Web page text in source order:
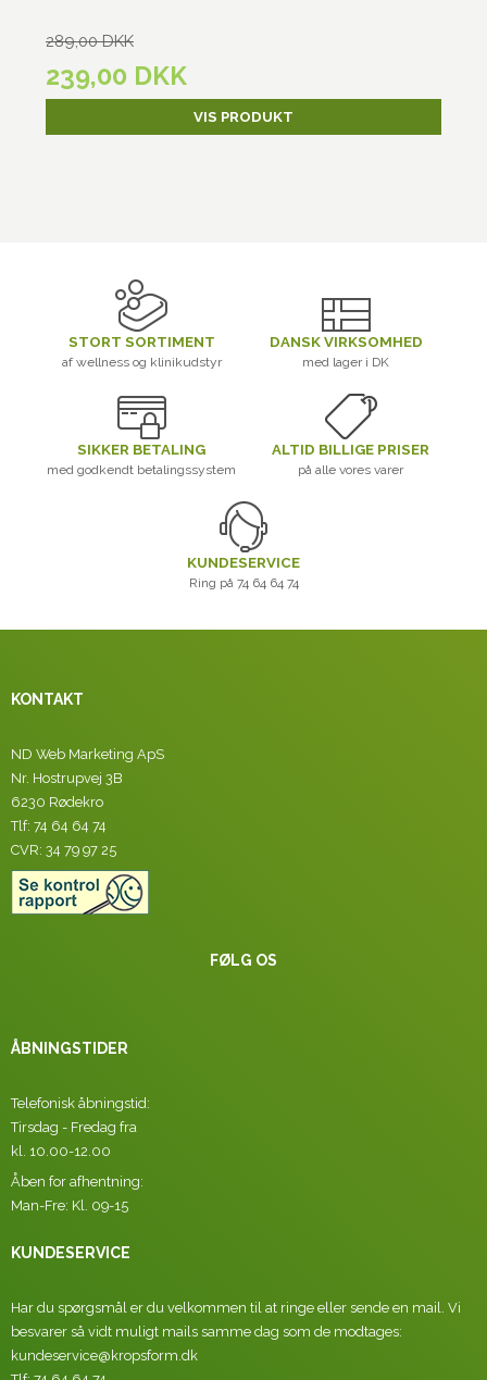
289,00 DKK
239,00 DKK
VIS PRODUKT
STORT SORTIMENT
af wellness og klinikudstyr
DANSK VIRKSOMHED
med lager i DK
SIKKER BETALING
med godkendt betalingssystem
ALTID BILLIGE PRISER
på alle vores varer
KUNDESERVICE
Ring på 74 64 64 74
KONTAKT
ND Web Marketing ApS
Nr. Hostrupvej 3B
6230 Rødekro
Tlf: 74 64 64 74
CVR: 34 79 97 25
FØLG OS
ÅBNINGSTIDER
Telefonisk åbningstid:
Tirsdag - Fredag fra
kl. 10.00-12.00
Åben for afhentning:
Man-Fre: Kl. 09-15
KUNDESERVICE
Har du spørgsmål er du velkommen til at ringe eller sende en mail. Vi
besvarer så vidt muligt mails samme dag som de modtages:
kundeservice@kropsform.dk